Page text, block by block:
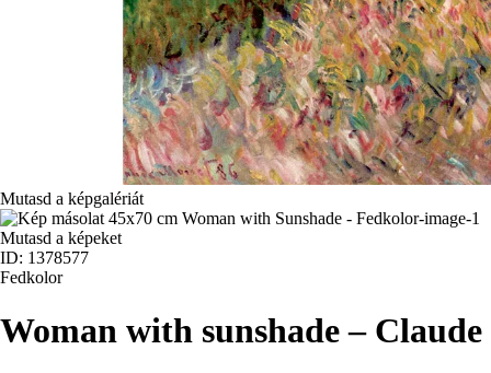
Mutasd a képgalériát
Mutasd a képeket
ID: 1378577
Fedkolor
Woman with sunshade –